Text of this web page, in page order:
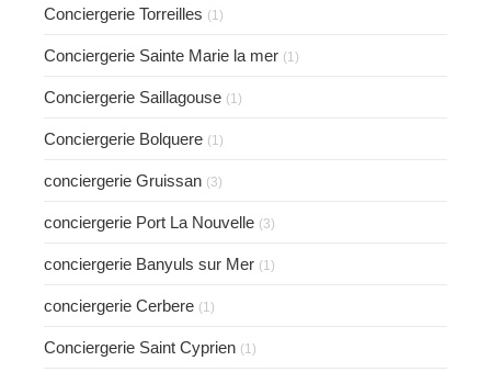
Conciergerie Torreilles (1)
Conciergerie Sainte Marie la mer (1)
Conciergerie Saillagouse (1)
Conciergerie Bolquere (1)
conciergerie Gruissan (3)
conciergerie Port La Nouvelle (3)
conciergerie Banyuls sur Mer (1)
conciergerie Cerbere (1)
Conciergerie Saint Cyprien (1)